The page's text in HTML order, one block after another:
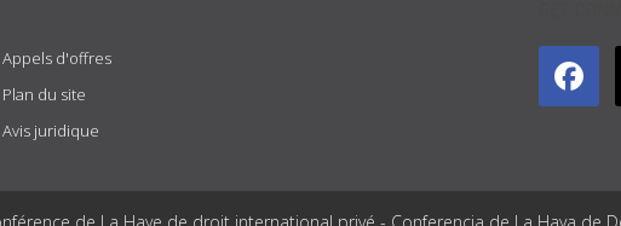
Appels d'offres
Plan du site
Avis juridique